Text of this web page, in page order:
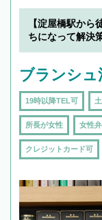
【淀屋橋駅か
ちになって解決
ブランシュ
19時以降TEL可
所長が女性 女性
クレジットカード可